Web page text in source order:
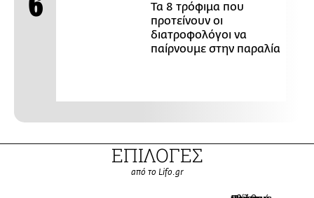
Τα 8 τρόφιμα που
προτείνουν οι
διατροφολόγοι να
παίρνουμε στην παραλία
ΕΠΙΛΟΓΕΣ
από το Lifo.gr